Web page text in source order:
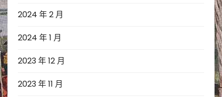
2024 年 2 月
2024 年 1 月
2023 年 12 月
2023 年 11 月